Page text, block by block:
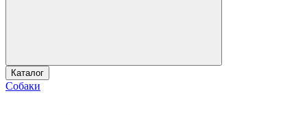
Каталог
Собаки